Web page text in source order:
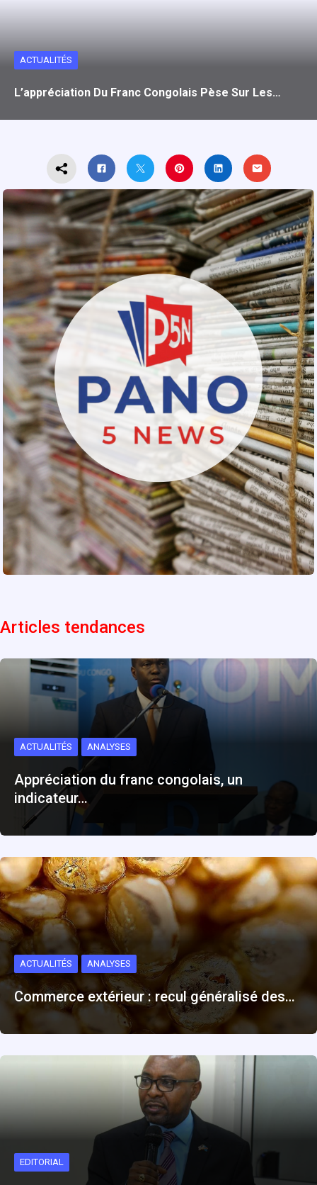
ACTUALITÉS
L’appréciation Du Franc Congolais Pèse Sur Les…
Articles tendances
ACTUALITÉS ANALYSES
Appréciation du franc congolais, un
indicateur…
ACTUALITÉS ANALYSES
Commerce extérieur : recul généralisé des…
EDITORIAL